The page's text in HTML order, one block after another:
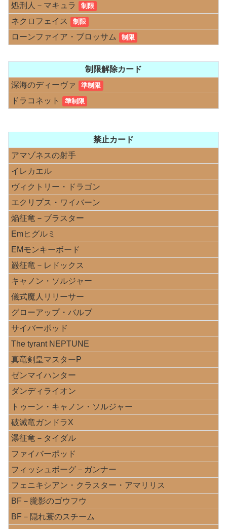
処刑人－マキュラ 制限
ネクロフェイス 制限
ローンファイア・ブロッサム 制限
制限解除カード
深海のディーヴァ
準制限
ドラコネット 準制限
禁止カード
アマゾネスの射手
イレカエル
ヴィクトリー・ドラゴン
エクリプス・ワイバーン
焔征竜－ブラスター
Emヒグルミ
EMモンキーボード
巌征竜－レドックス
キャノン・ソルジャー
儀式魔人リリーサー
グローアップ・バルブ
サイバーポッド
The tyrant NEPTUNE
真竜剣皇マスターP
ゼンマイハンター
ダンディライオン
トゥーン・キャノン・ソルジャー
破滅竜ガンドラX
瀑征竜－タイダル
ファイバーポッド
フィッシュボーグ－ガンナー
フェニキシアン・クラスター・アマリリス
BF－朧影のゴウフウ
BF－隠れ蓑のスチーム